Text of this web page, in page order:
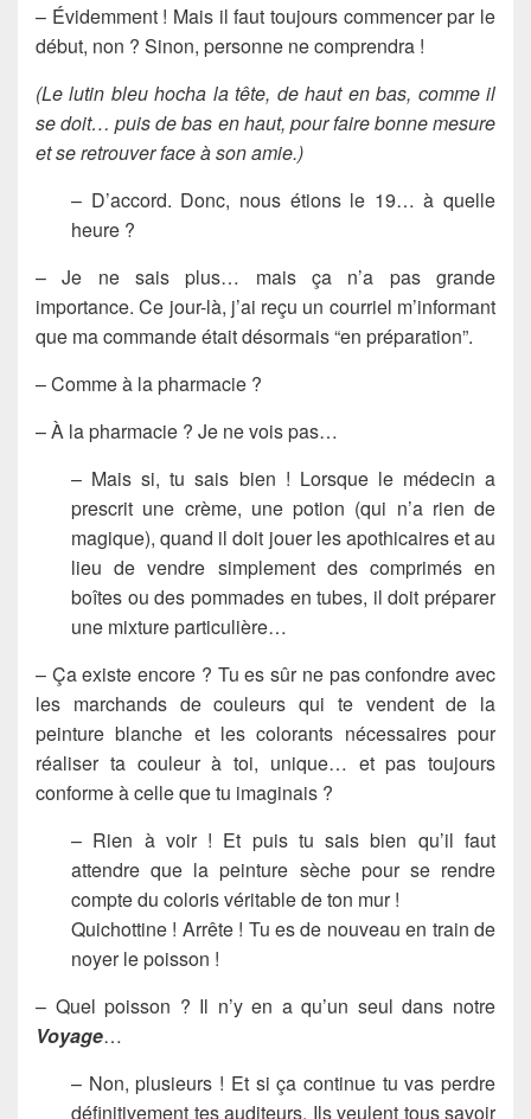
– Évidemment ! Mais il faut toujours commencer par le
début, non ? Sinon, personne ne comprendra !
(Le lutin bleu hocha la tête, de haut en bas, comme il
se doit… puis de bas en haut, pour faire bonne mesure
et se retrouver face à son amie.)
– D’accord. Donc, nous étions le 19… à quelle
heure ?
– Je ne sais plus… mais ça n’a pas grande
importance. Ce jour-là, j’ai reçu un courriel m’informant
que ma commande était désormais “en préparation”.
– Comme à la pharmacie ?
– À la pharmacie ? Je ne vois pas…
– Mais si, tu sais bien ! Lorsque le médecin a
prescrit une crème, une potion (qui n’a rien de
magique), quand il doit jouer les apothicaires et au
lieu de vendre simplement des comprimés en
boîtes ou des pommades en tubes, il doit préparer
une mixture particulière…
– Ça existe encore ? Tu es sûr ne pas confondre avec
les marchands de couleurs qui te vendent de la
peinture blanche et les colorants nécessaires pour
réaliser ta couleur à toi, unique… et pas toujours
conforme à celle que tu imaginais ?
– Rien à voir ! Et puis tu sais bien qu’il faut
attendre que la peinture sèche pour se rendre
compte du coloris véritable de ton mur !
Quichottine ! Arrête ! Tu es de nouveau en train de
noyer le poisson !
– Quel poisson ? Il n’y en a qu’un seul dans notre
Voyage…
– Non, plusieurs ! Et si ça continue tu vas perdre
définitivement tes auditeurs. Ils veulent tous savoir